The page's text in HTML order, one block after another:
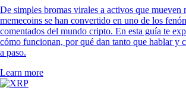
De simples bromas virales a activos que mueven
memecoins se han convertido en uno de los
comentados del mundo cripto. En esta guía te
cómo funcionan, por qué dan tanto que hablar y
a paso.
Learn more